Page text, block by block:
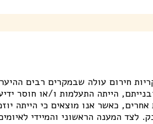
חירום עולה שבמקרים רבים
הייתה התעלמות ו/או חוסר
כאשר אנו מוצאים כי הייתה
לצד המענה הראשוני והמיידי